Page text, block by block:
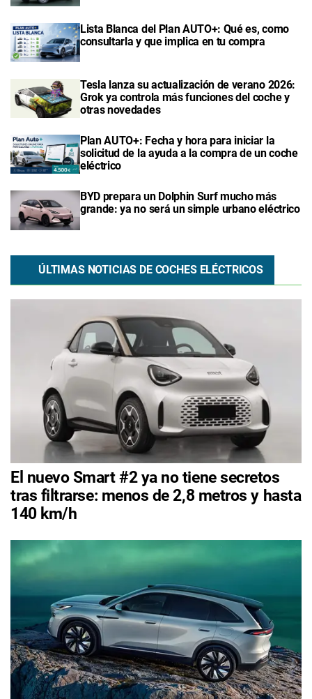
Lista Blanca del Plan AUTO+: Qué es, como
consultarla y que implica en tu compra
Tesla lanza su actualización de verano 2026:
Grok ya controla más funciones del coche y
otras novedades
Plan AUTO+: Fecha y hora para iniciar la
solicitud de la ayuda a la compra de un coche
eléctrico
BYD prepara un Dolphin Surf mucho más
grande: ya no será un simple urbano eléctrico
ÚLTIMAS NOTICIAS DE COCHES ELÉCTRICOS
El nuevo Smart #2 ya no tiene secretos
tras filtrarse: menos de 2,8 metros y hasta
140 km/h